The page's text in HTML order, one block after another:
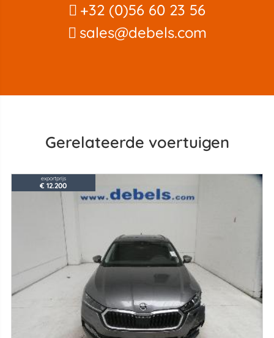
+32 (0)56 60 23 56
sales@debels.com
Gerelateerde voertuigen
exportprijs
€ 12.200